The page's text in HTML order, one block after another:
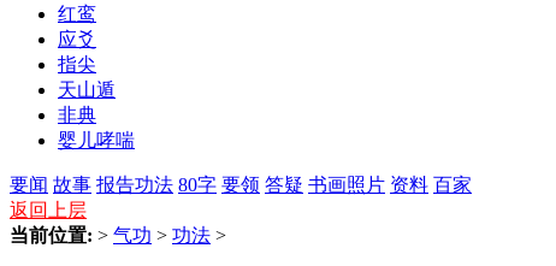
红鸾
应爻
指尖
天山遁
非典
婴儿哮喘
要闻 故事 报告功法 80字 要领 答疑 书画照片 资料 百家
返回上层
当前位置: > 气功 > 功法 >